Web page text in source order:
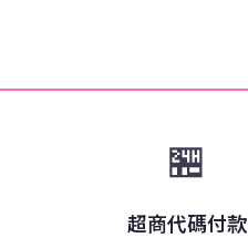
🏪
超商代碼付款